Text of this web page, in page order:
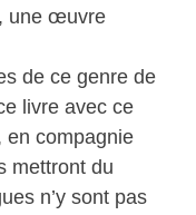
une œuvre
de ce genre de
livre avec ce
en compagnie
mettront du
n’y sont pas